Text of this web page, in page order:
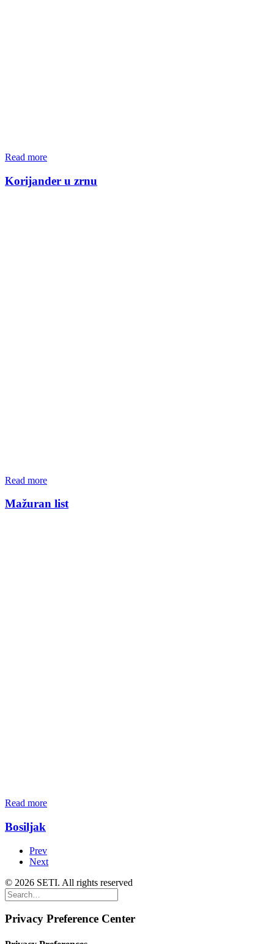
Read more
Korijander u zrnu
Read more
Mažuran list
Read more
Bosiljak
Prev
Next
© 2026 SETI. All rights reserved
Privacy Preference Center